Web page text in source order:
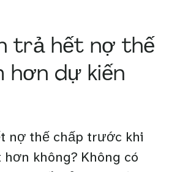
trả hết nợ thế
hơn dự kiến
nợ thế chấp trước khi
không? Không có